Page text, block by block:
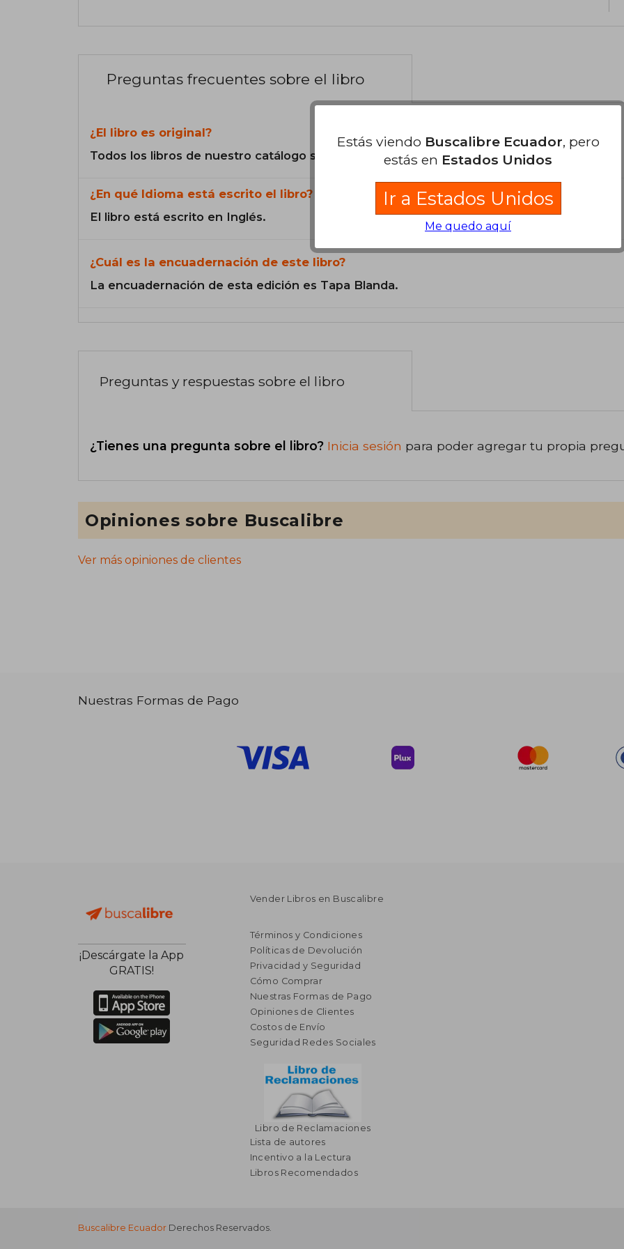
Preguntas frecuentes sobre el libro
¿El libro es original?
Todos los libros de nuestro catálogo son Originales.
¿En qué Idioma está escrito el libro?
El libro está escrito en Inglés.
¿Cuál es la encuadernación de este libro?
La encuadernación de esta edición es Tapa Blanda.
Preguntas y respuestas sobre el libro
¿Tienes una pregunta sobre el libro? Inicia sesión para poder agregar tu propia
Opiniones sobre Buscalibre
Ver más opiniones de clientes
Nuestras Formas de Pago
¡Descárgate la App
GRATIS!
Vender Libros en Buscalibre
Términos y Condiciones
Políticas de Devolución
Privacidad y Seguridad
Cómo Comprar
Nuestras Formas de Pago
Opiniones de Clientes
Costos de Envío
Seguridad Redes Sociales
Libro de Reclamaciones
Lista de autores
Incentivo a la Lectura
Libros Recomendados
Buscalibre Ecuador Derechos Reservados.
Estás viendo Buscalibre Ecuador, pero
estás en Estados Unidos
Ir a Estados Unidos
Me quedo aquí